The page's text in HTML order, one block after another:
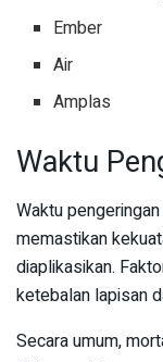
Ember
Air
Amplas
Waktu
Waktu
memastikan
diaplikasikan.
ketebalan lapisan
Secara umum,